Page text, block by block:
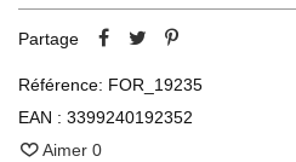
Partage
Référence: FOR_19235
EAN : 3399240192352
Aimer 0